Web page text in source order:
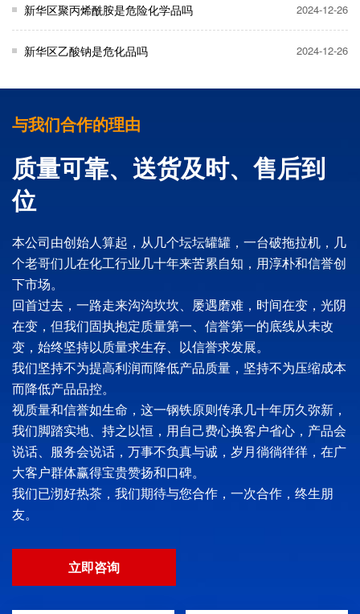
新华区聚丙烯酰胺是危险化学品吗 2024-12-26
新华区乙酸钠是危化品吗 2024-12-26
与我们合作的理由
质量可靠、送货及时、售后到
位
本公司由创始人算起，从几个坛坛罐罐，一台破拖拉机，几
个老哥们儿在化工行业几十年来苦累自知，用淳朴和信誉创
下市场。
回首过去，一路走来沟沟坎坎、屡遇磨难，时间在变，光阴
在变，但我们固执抱定质量第一、信誉第一的底线从未改
变，始终坚持以质量求生存、以信誉求发展。
我们坚持不为提高利润而降低产品质量，坚持不为压缩成本
而降低产品品控。
视质量和信誉如生命，这一钢铁原则传承几十年历久弥新，
我们脚踏实地、持之以恒，用自己费心换客户省心，产品会
说话、服务会说话，万事不负真与诚，岁月徜徜徉徉，在广
大客户群体赢得宝贵赞扬和口碑。
我们已沏好热茶，我们期待与您合作，一次合作，终生朋
友。
立即咨询